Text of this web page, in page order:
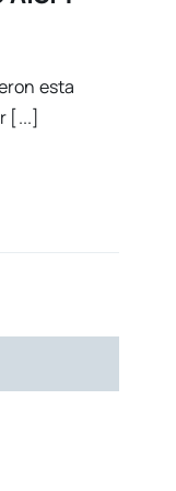
esta
[...]